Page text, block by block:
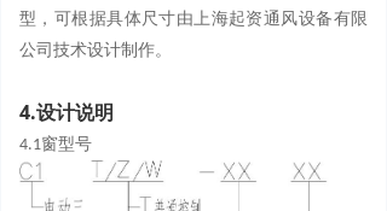
型，可根据具体尺寸由上海起资通风设备有限
公司技术设计制作。
4.设计说明
4.1窗型号